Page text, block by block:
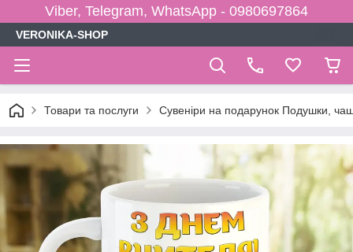
Viber, Telegram, WhatsApp - 0980697864
VERONIKA-SHOP
Товари та послуги Сувеніри на подарунок Подушки,